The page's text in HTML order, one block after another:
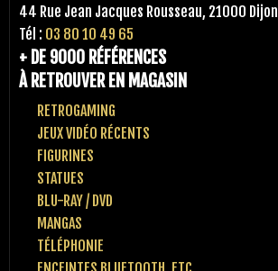
44 Rue Jean Jacques Rousseau, 21000 Dijon
Tél : 03 80 10 49 65
+ DE 9000 RÉFÉRENCES
À RETROUVER EN MAGASIN
RETROGAMING
JEUX VIDÉO RÉCENTS
FIGURINES
STATUES
BLU-RAY / DVD
MANGAS
TÉLÉPHONIE